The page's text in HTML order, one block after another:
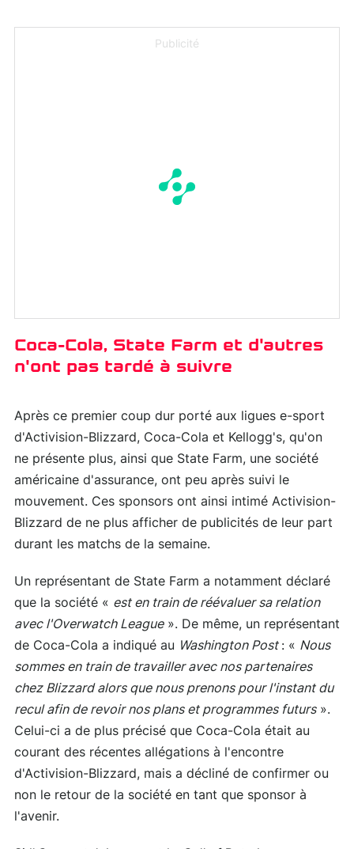
Publicité
Coca-Cola, State Farm et d'autres
n'ont pas tardé à suivre
Après ce premier coup dur porté aux ligues e-sport
d'Activision-Blizzard, Coca-Cola et Kellogg's, qu'on
ne présente plus, ainsi que State Farm, une société
américaine d'assurance, ont peu après suivi le
mouvement. Ces sponsors ont ainsi intimé Activision-
Blizzard de ne plus afficher de publicités de leur part
durant les matchs de la semaine.
Un représentant de State Farm a notamment déclaré
que la société « est en train de réévaluer sa relation
avec l'Overwatch League». De même, un représentant
de Coca-Cola a indiqué au Washington Post : « Nous
sommes en train de travailler avec nos partenaires
chez Blizzard alors que nous prenons pour l'instant du
recul afin de revoir nos plans et programmes futurs».
Celui-ci a de plus précisé que Coca-Cola était au
courant des récentes allégations à l'encontre
d'Activision-Blizzard, mais a décliné de confirmer ou
non le retour de la société en tant que sponsor à
l'avenir.